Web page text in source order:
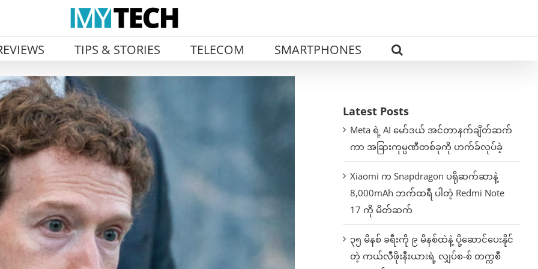
TIPS & STORIES TELECOM SMARTPHONES
Latest Posts
Meta ရဲ့ AI မော်ဒယ် အင်တာနက်ချိတ်ဆက်
ကာ အခြားကုမ္ပဏီတစ်ခုကို ဟက်ခ်လုပ်ခဲ့
Xiaomi က Snapdragon ပရိုဆက်ဆာနဲ့
8,000mAh ဘက်ထရီ ပါတဲ့ Redmi Note
17 ကို မိတ်ဆက်
၃၅ မိနစ် ခရီးကို ၉ မိနစ်ထဲနဲ့ ပို့ဆောင်ပေးနိုင်
တဲ့ ကယ်လီဖိုးနီးယားရဲ့ လျှပ်စ-စ် တက္ကစီ